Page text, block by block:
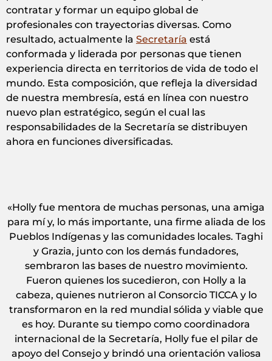
contratar y formar un equipo global de
profesionales con trayectorias diversas. Como
resultado, actualmente la Secretaría está
conformada y liderada por personas que tienen
experiencia directa en territorios de vida de todo el
mundo. Esta composición, que refleja la diversidad
de nuestra membresía, está en línea con nuestro
nuevo plan estratégico, según el cual las
responsabilidades de la Secretaría se distribuyen
ahora en funciones diversificadas.
«Holly fue mentora de muchas personas, una amiga
para mí y, lo más importante, una firme aliada de los
Pueblos Indígenas y las comunidades locales. Taghi
y Grazia, junto con los demás fundadores,
sembraron las bases de nuestro movimiento.
Fueron quienes los sucedieron, con Holly a la
cabeza, quienes nutrieron al Consorcio TICCA y lo
transformaron en la red mundial sólida y viable que
es hoy. Durante su tiempo como coordinadora
internacional de la Secretaría, Holly fue el pilar de
apoyo del Consejo y brindó una orientación valiosa